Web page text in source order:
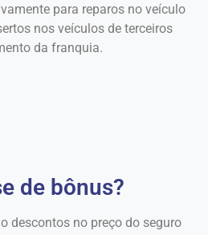
para reparos no veículo
nos veículos de terceiros
da franquia.
de bônus?
descontos no preço do seguro